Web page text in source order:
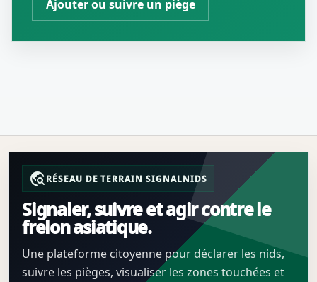
Ajouter ou suivre un piège
travel_exploreRÉSEAU DE TERRAIN SIGNALNIDS
Signaler, suivre et agir contre le
frelon asiatique.
Une plateforme citoyenne pour déclarer les nids,
suivre les pièges, visualiser les zones touchées et